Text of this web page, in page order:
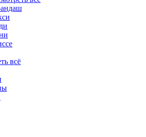
всё